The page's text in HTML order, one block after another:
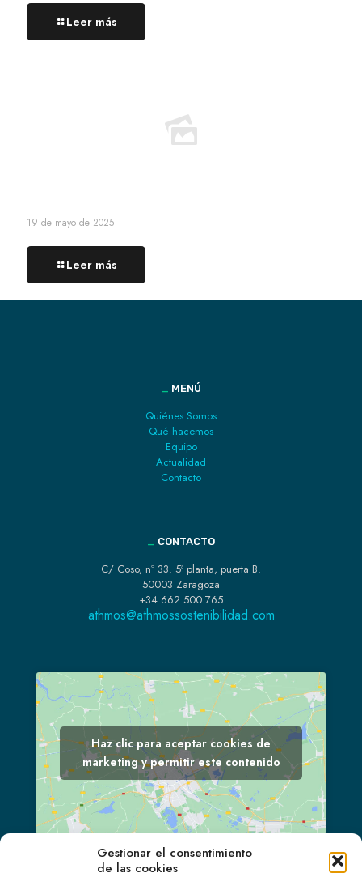
Gestionar el consentimiento
de las cookies
Leer más
19 de mayo de 2025
Leer más
MENÚ
Quiénes Somos
Qué hacemos
Equipo
Actualidad
Contacto
CONTACTO
C/ Coso, nº 33. 5ª planta, puerta B.
50003 Zaragoza
+34 662 500 765
athmos@athmossostenibilidad.com
Haz clic para aceptar cookies de
marketing y permitir este contenido